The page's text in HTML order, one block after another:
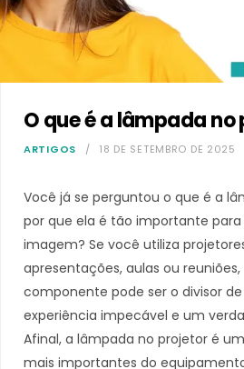
O que é a lâmpada no
ARTIGOS 18 DE SETEMBRO DE 2025
Você já se perguntou o que é a
por que ela é tão importante
imagem? Se você utiliza
apresentações, aulas ou
componente pode ser o divisor
experiência impecável e um
Afinal, a lâmpada no projetor é
mais importantes do